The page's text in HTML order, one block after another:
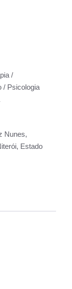
/
/ Psicologia
Nunes,
Estado